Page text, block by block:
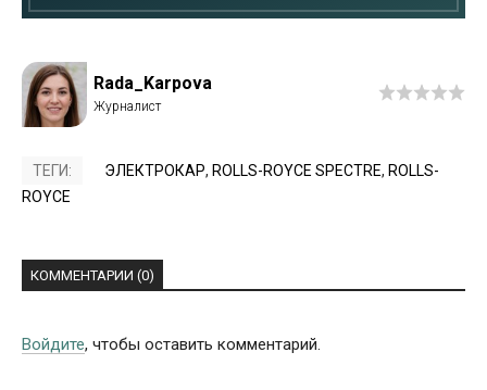
Rada_Karpova
ТЕГИ: ЭЛЕКТРОКАР, ROLLS-ROYCE SPECTRE, ROLLS-
ROYCE
КОММЕНТАРИИ (0)
Войдите, чтобы оставить комментарий.